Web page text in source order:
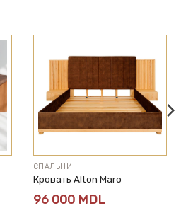
СПАЛЬНИ
Кровать Alton Maro
96 000 MDL